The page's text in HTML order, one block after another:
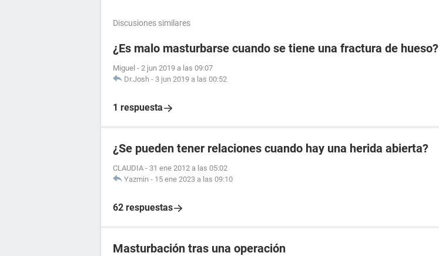
Discusiones similares
¿Es malo masturbarse cuando se tiene una fractura de hueso?
Miguel - 2 jun 2019 a las 09:07
Dr.Josh - 3 jun 2019 a las 00:52
1 respuesta
¿Se pueden tener relaciones cuando hay una herida abierta?
CLAUDIA - 31 ene 2012 a las 05:02
Yazmin - 15 ene 2023 a las 09:10
62 respuestas
Masturbación tras una operación